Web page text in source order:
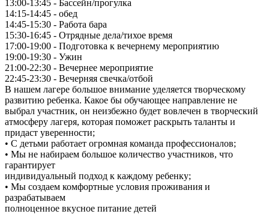
13:00-13:45 - Бассейн/прогулка
14:15-14:45 - обед
14:45-15:30 - Работа бара
15:30-16:45 - Отрядные дела/тихое время
17:00-19:00 - Подготовка к вечернему мероприятию
19:00-19:30 - Ужин
21:00-22:30 - Вечернее мероприятие
22:45-23:30 - Вечерняя свечка/отбой
В нашем лагере большое внимание уделяется творческому
развитию ребенка. Какое бы обучающее направление не
выбрал участник, он неизбежно будет вовлечен в творческий
атмосферу лагеря, которая поможет раскрыть таланты и
придаст уверенности;
• С детьми работает огромная команда профессионалов;
• Мы не набираем большое количество участников, что
гарантирует
индивидуальный подход к каждому ребенку;
• Мы создаем комфортные условия проживания и
разрабатываем
полноценное вкусное питание детей